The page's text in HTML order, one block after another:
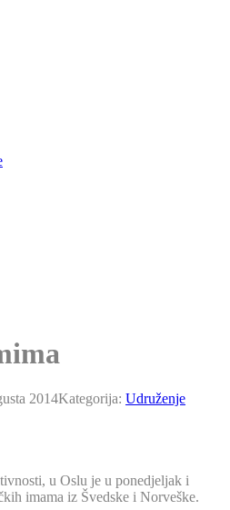
2014Kategorija: Udruženje
u Oslu je u ponedjeljak i
imama iz Švedske i Norveške.